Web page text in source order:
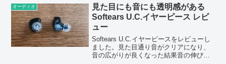
オーディオ
見た目にも音にも透明感がある
Softears U.C.イヤーピース レビ
ュー
Softears U.C.イヤーピースをレビューし
ました。見た目通り音がクリアになり、
音の広がりが良くなった結果音の伸びが